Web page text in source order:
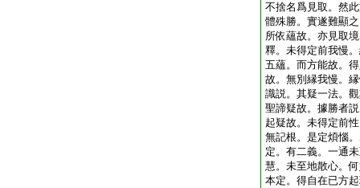
不捨名爲見取。然
體殊勝。實遂難顯
所依蘊故。亦見取
釋。未得定前我慢
五蘊。而方能故。
故。無別縁我慢。
識説。其疑一法。
聖諦疑故。據勝者
起疑故。未得定前
無記根。是定煩惱
定。有二義。一通
慧。未至地散心。
本定。得自在已方